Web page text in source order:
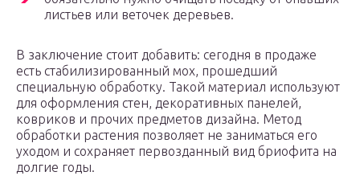
листьев или веточек деревьев.
В заключение стоит добавить: сегодня в продаже
есть стабилизированный мох, прошедший
специальную обработку. Такой материал используют
для оформления стен, декоративных панелей,
ковриков и прочих предметов дизайна. Метод
обработки растения позволяет не заниматься его
уходом и сохраняет первозданный вид бриофита на
долгие годы.